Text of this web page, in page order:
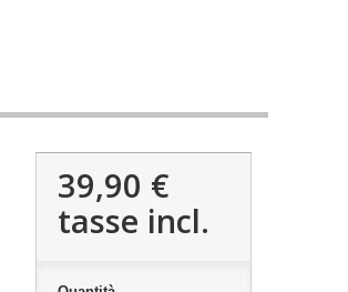
39,90 €
tasse incl.